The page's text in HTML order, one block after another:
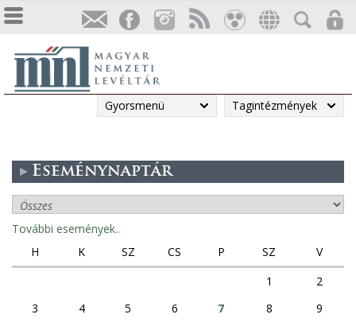
Gyorsmenü Tagintézmények
Eseménynaptár
További események..
H
K SZ CS P SZ
V
1
2
3
4 5 6 7 8
9